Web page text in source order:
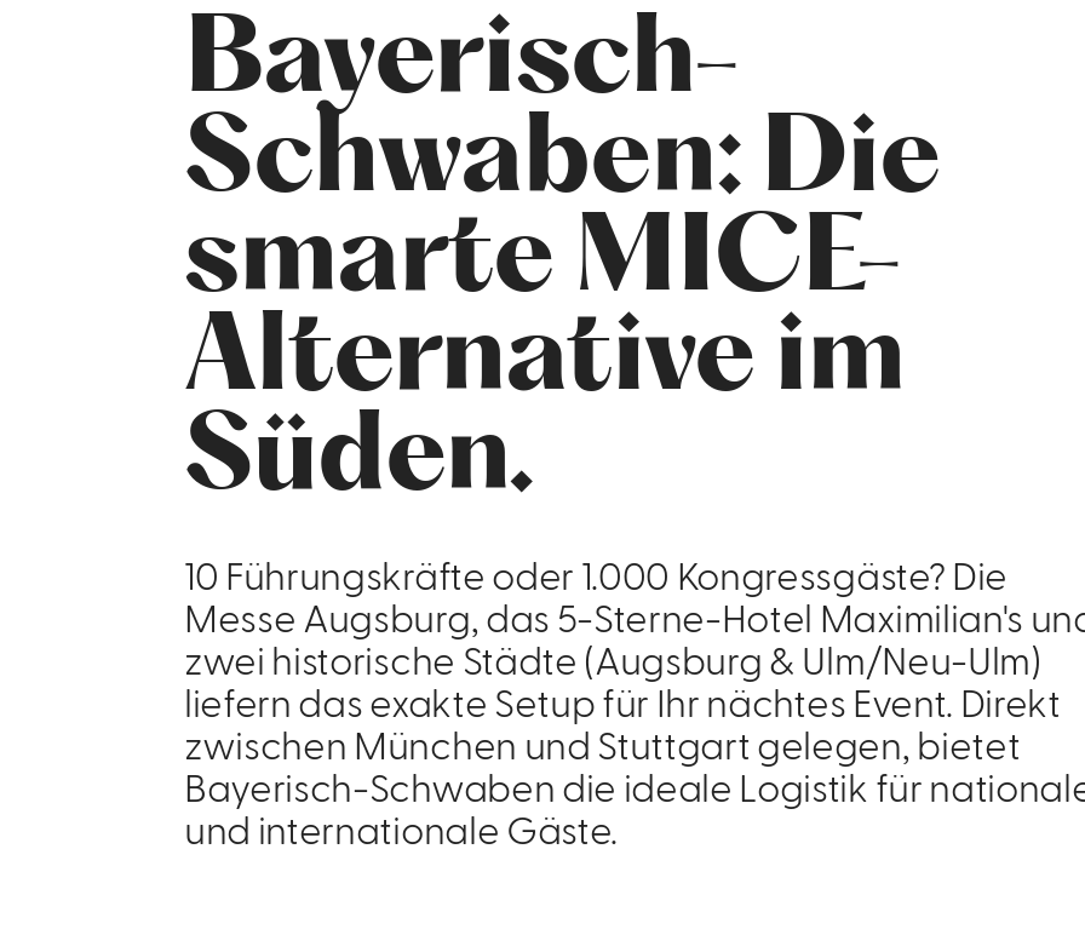
Bayerisch-
Schwaben: Die
smarte MICE-
Alternative im
Süden.
10 Führungskräfte oder 1.000 Kongressgäste? Die
Messe Augsburg, das 5-Sterne-Hotel Maximilian's
zwei historische Städte (Augsburg & Ulm/Neu-Ulm)
liefern das exakte Setup für Ihr nächtes Event. Direkt
zwischen München und Stuttgart gelegen, bietet
Bayerisch-Schwaben die ideale Logistik für
und internationale Gäste.